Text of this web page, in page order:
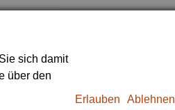
sich damit
über den
Erlauben Ablehnen